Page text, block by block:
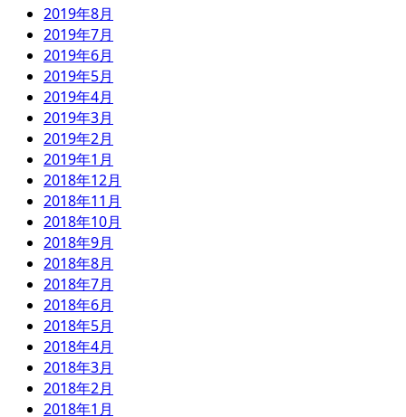
2019年8月
2019年7月
2019年6月
2019年5月
2019年4月
2019年3月
2019年2月
2019年1月
2018年12月
2018年11月
2018年10月
2018年9月
2018年8月
2018年7月
2018年6月
2018年5月
2018年4月
2018年3月
2018年2月
2018年1月